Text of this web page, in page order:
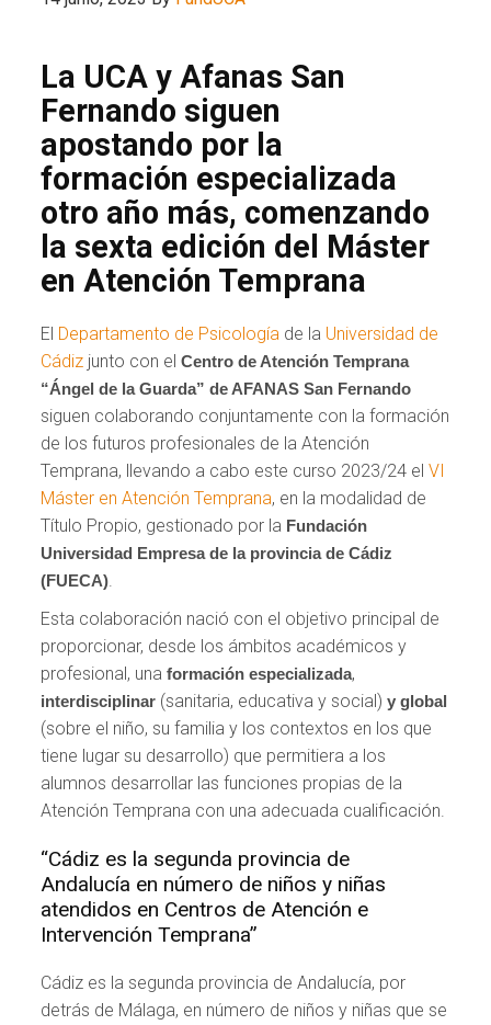
La UCA y Afanas San
Fernando siguen
apostando por la
formación especializada
otro año más, comenzando
la sexta edición del Máster
en Atención Temprana
El Departamento de Psicología de la Universidad de
Cádiz junto con elCentro de Atención Temprana
“Ángel de la Guarda” de AFANAS San Fernando
siguen colaborando conjuntamente con la formación
de los futuros profesionales de la Atención
Temprana, llevando a cabo este curso 2023/24 elVI
Máster en Atención Temprana, en la modalidad de
Título Propio, gestionado por la Fundación
Universidad Empresa de la provincia de Cádiz
(FUECA)
Esta colaboración nació con el objetivo principal de
proporcionar, desde los ámbitos académicos y
profesional, unaformación especializada,
interdisciplinar (sanitaria, educativa y social)y global
(sobre el niño, su familia y los contextos en los que
tiene lugar su desarrollo) que permitiera a los
alumnos desarrollar las funciones propias de la
Atención Temprana con una adecuada cualificación.
“Cádiz es la segunda provincia de
Andalucía en número de niños y niñas
atendidos en Centros de Atención e
Intervención Temprana”
Cádiz es la segunda provincia de Andalucía, por
detrás de Málaga, en número de niños y niñas que se